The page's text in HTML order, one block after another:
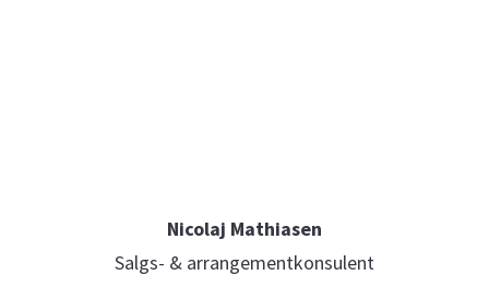
Nicolaj Mathiasen
Salgs- & arrangementkonsulent